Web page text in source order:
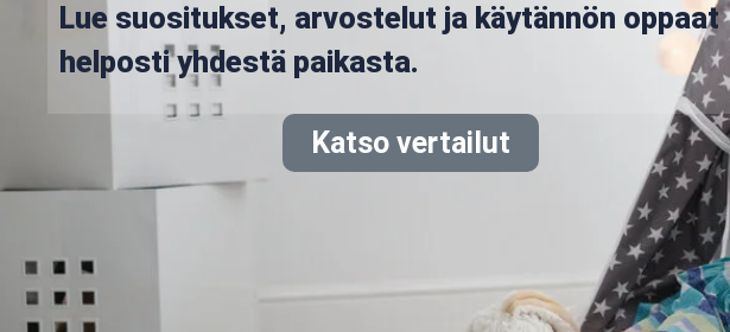
Lue suositukset, arvostelut ja käytännön oppaat
helposti yhdestä paikasta.
Katso vertailut